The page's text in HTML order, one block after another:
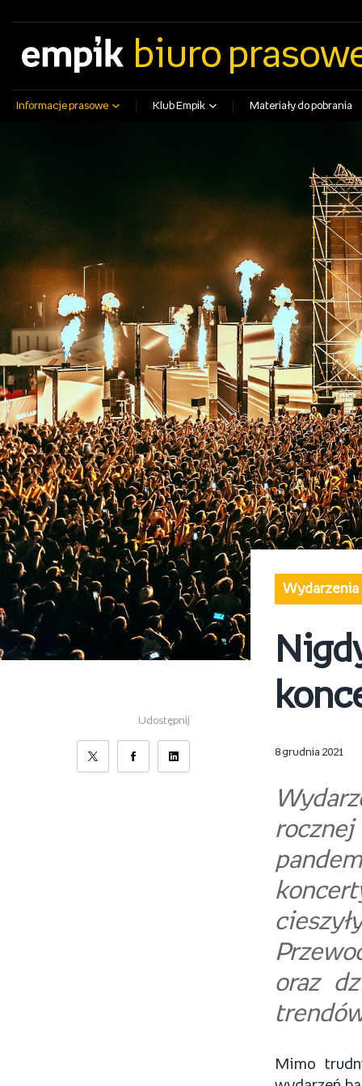
biuro
Informacje prasowe Klub Empik Materiały do pobrania
Udostępnij
Wydarzenia
8 grudnia 2021
oraz
Mimo